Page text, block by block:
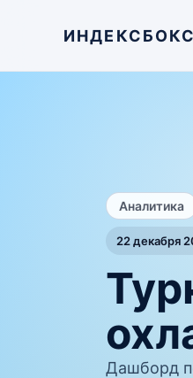
ИНДЕКСБОКС
Аналитика
22 декабря
Дашборд